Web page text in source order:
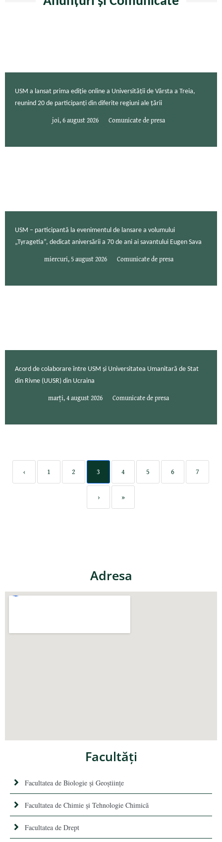
USM a lansat prima ediție online a Universității de Vârsta a Treia,
reunind 20 de participanți din diferite regiuni ale țării
joi, 6 august 2026 Comunicate de presa
USM – participantă la evenimentul de lansare a volumului
„Tyragetia”, dedicat aniversării a 70 de ani ai savantului Eugen Sava
miercuri, 5 august 2026 Comunicate de presa
Acord de colaborare între USM și Universitatea Umanitară de Stat
din Rivne (UUSR) din Ucraina
marți, 4 august 2026 Comunicate de presa
‹ 1 2 3 4 5 6 7
› »
Adresa
Facultăţi
Facultatea de Biologie și Geoștiințe
Facultatea de Chimie şi Tehnologie Chimică
Facultatea de Drept